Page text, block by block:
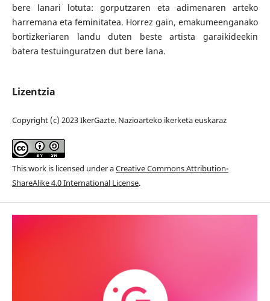
bere lanari lotuta: gorputzaren eta adimenaren arteko
harremana eta feminitatea. Horrez gain, emakumeenganako
bortizkeriaren landu duten beste artista garaikideekin
batera testuinguratzen dut bere lana.
Lizentzia
Copyright (c) 2023 IkerGazte. Nazioarteko ikerketa euskaraz
This work is licensed under aCreative Commons Attribution-
ShareAlike 4.0 International License.